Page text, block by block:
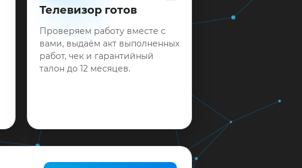
Телевизор готов
Проверяем работу вместе с
вами, выдаём акт выполненных
работ, чек и гарантийный
талон до 12 месяцев.